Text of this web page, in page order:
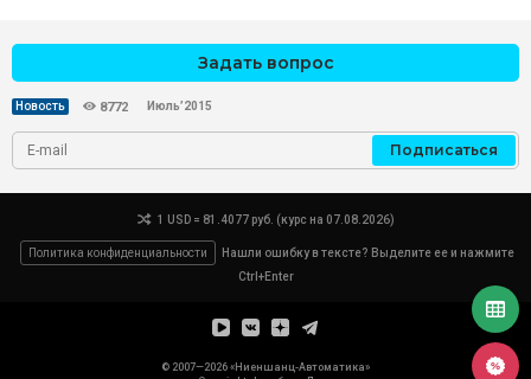
Задать вопрос
Новость 8772 Июль’2015
Подписаться
1 USD = 81.4077 руб. (курс на 07.08.2026)
Политика конфиденциальности
Нашли ошибку в тексте? Выделите ее и нажмите
Ctrl+Enter
© 2007—2026 «Ниеншанц-Автоматика»